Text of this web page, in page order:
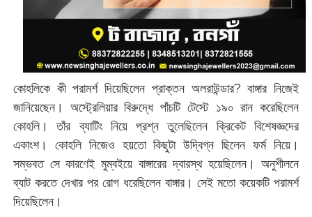
কোহলিকে কী পরামর্শ দিয়েছিলেন প্রাক্তন অলরাউন্ডার? বাঙ্গার নিজেই
জানিয়েছেন। অস্ট্রেলিয়ার বিরুদ্ধে পাঁচটি টেস্টে ১৯০ রান করেছিলেন
কোহলি। তাঁর ব্যাটিং নিয়ে প্রশ্ন তুলেছিলেন ক্রিকেট বিশেষজ্ঞদের
একাংশ। কোহলি নিজেও হয়তো কিছুটা উদ্বিগ্ন ছিলেন ফর্ম নিয়ে।
সম্ভবত সে কারণেই মুম্বইয়ে বাঙ্গারের দ্বারস্থ হয়েছিলেন। অনুশীলনে
ব্যাট করতে দেখার পর রোগ ধরেছিলেন বাঙ্গার। সেই মতো কয়েকটি পরামর্শ
দিয়েছিলেন।